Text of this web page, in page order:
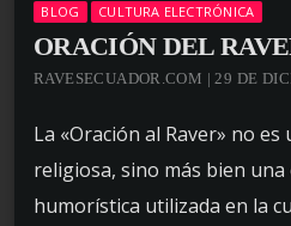
BLOG CULTURA ELECTRÓNICA
ORACIÓN DEL
RAVESECUADOR.COM | 29 DE
La «Oración al Raver» no
religiosa, sino más bien
humorística utilizada en la